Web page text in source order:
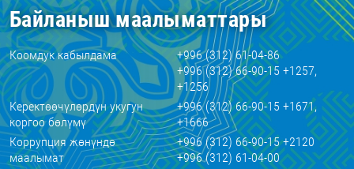
Байланыш маалыматтары
Коомдук кабылдама
+996 (312) 61-04-86
+996 (312) 66-90-15 +1257,
+1256
Керектөөчүлөрдүн укугун
коргоо бөлүмү
+996 (312) 66-90-15 +1671,
+1666
Коррупция жөнүндө
маалымат
+996 (312) 66-90-15 +2120
+996 (312) 61-04-00